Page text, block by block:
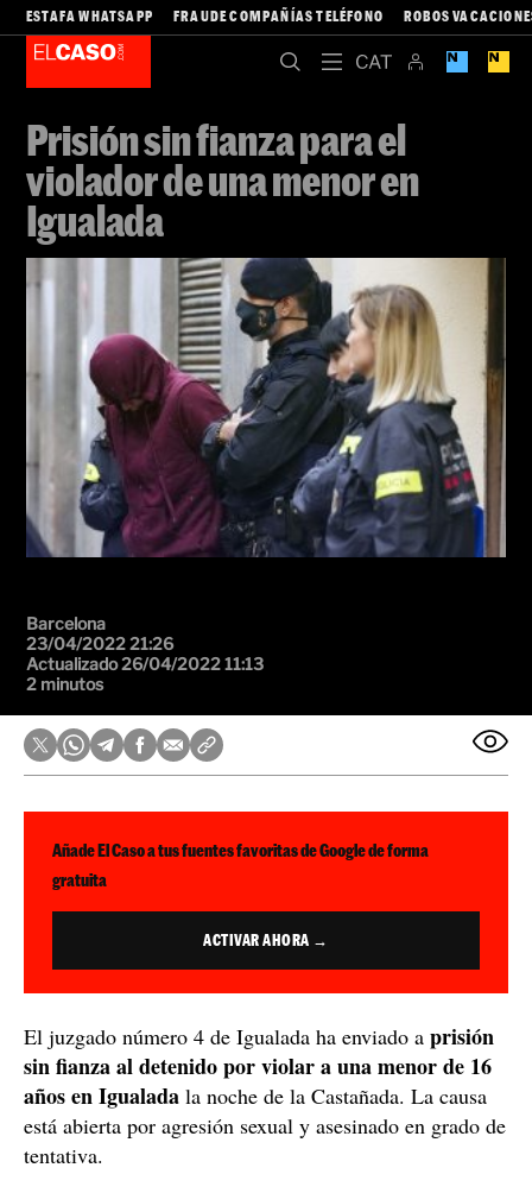
ESTAFA WHATSAPP FRAUDE COMPAÑÍAS TELÉFONO ROBOS
Prisión sin fianza para el
violador de una menor en
Igualada
Barcelona
23/04/2022 21:26
Actualizado 26/04/2022 11:13
2 minutos
Añade El Caso a tus fuentes favoritas de Google de forma
gratuita
ACTIVAR AHORA →
El juzgado número 4 de Igualada ha enviado a prisión
sin fianza al detenido por violar a una menor de 16
años en Igualada la noche de la Castañada. La causa
está abierta por agresión sexual y asesinado en grado de
tentativa.